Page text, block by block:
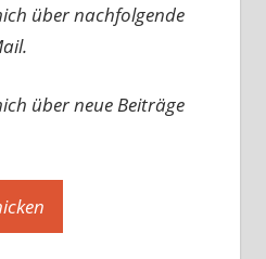
über nachfolgende
über neue Beiträge